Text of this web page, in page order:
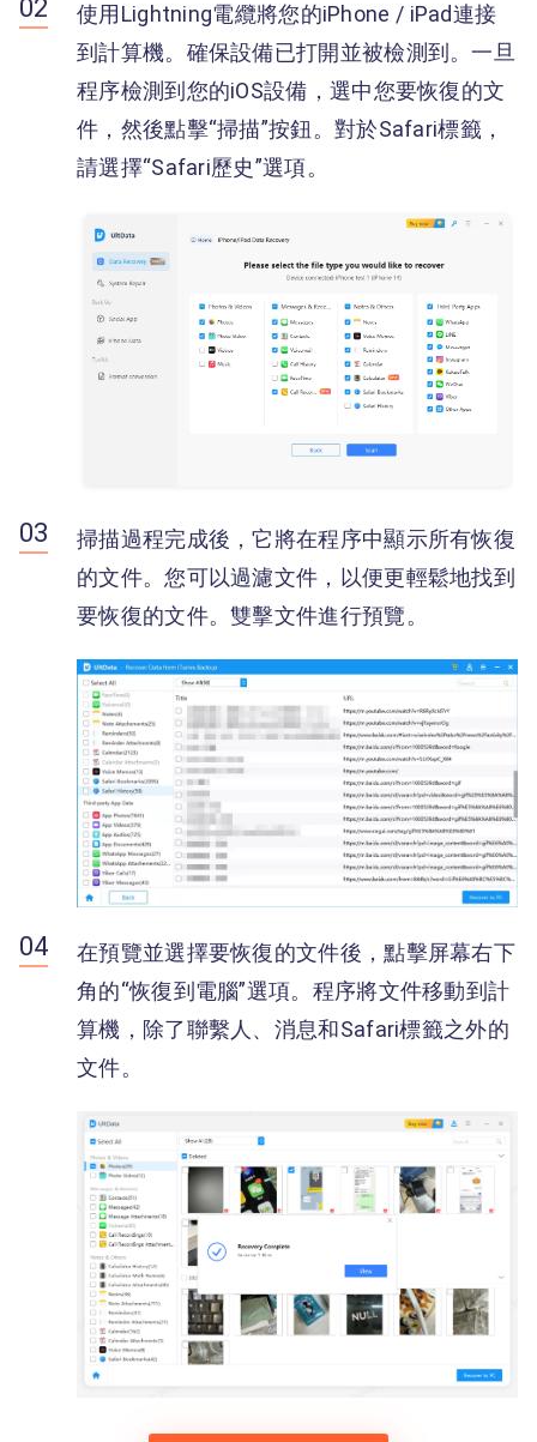
使用Lightning電纜將您的iPhone / iPad連接
到計算機。確保設備已打開並被檢測到。一旦
程序檢測到您的iOS設備，選中您要恢復的文
件，然後點擊“掃描”按鈕。對於Safari標籤，
請選擇“Safari歷史”選項。
掃描過程完成後，它將在程序中顯示所有恢復
的文件。您可以過濾文件，以便更輕鬆地找到
要恢復的文件。雙擊文件進行預覽。
在預覽並選擇要恢復的文件後，點擊屏幕右下
角的“恢復到電腦”選項。程序將文件移動到計
算機，除了聯繫人、消息和Safari標籤之外的
文件。